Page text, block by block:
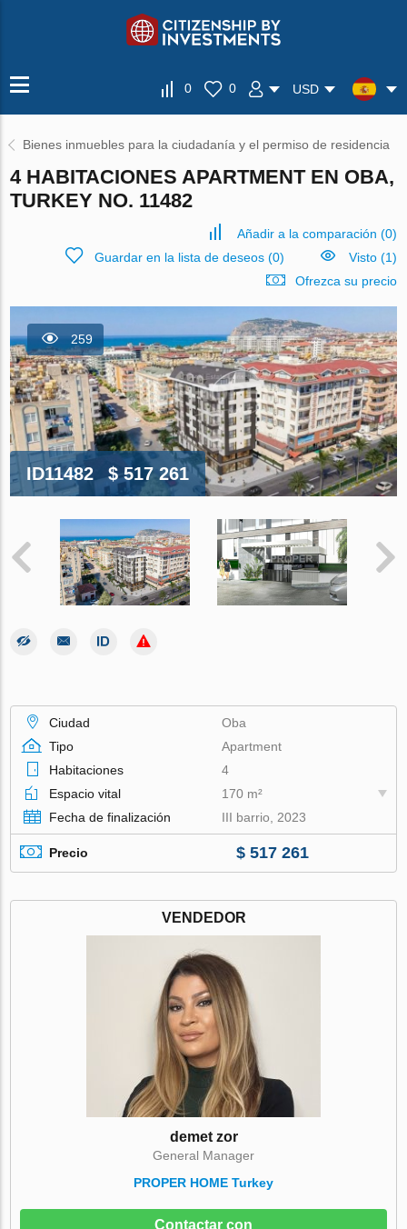
0 0 USD
Bienes inmuebles para la ciudadanía y el permiso de residencia
4 HABITACIONES APARTMENT EN OBA,
TURKEY NO. 11482
Añadir a la comparación (0)
Guardar en la lista de deseos(0)
Visto (1)
Ofrezca su precio
259
ID11482 $ 517 261
Ciudad
Oba
Tipo
Apartment
Habitaciones
4
Espacio vital
170 m²
Fecha de finalización
III barrio, 2023
Precio $ 517 261
VENDEDOR
demet zor
General Manager
PROPER HOME Turkey
Contactar con